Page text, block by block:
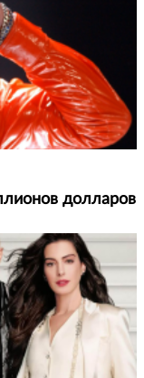
долларов